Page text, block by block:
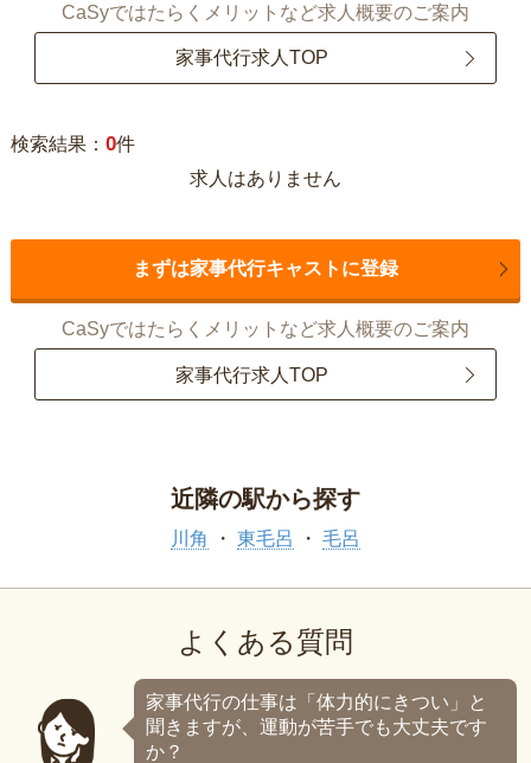
CaSyではたらくメリットなど求人概要のご案内
家事代行求人TOP
検索結果： 0件
求人はありません
まずは家事代行キャストに登録
CaSyではたらくメリットなど求人概要のご案内
家事代行求人TOP
近隣の駅から探す
川角 東毛呂 毛呂
よくある質問
家事代行の仕事は「体力的にきつい」と
聞きますが、運動が苦手でも大丈夫です
か？